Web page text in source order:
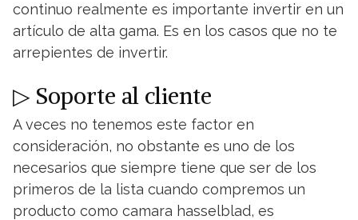
continuo realmente es importante invertir en un
artículo de alta gama. Es en los casos que no te
arrepientes de invertir.
▷ Soporte al cliente
A veces no tenemos este factor en
consideración, no obstante es uno de los
necesarios que siempre tiene que ser de los
primeros de la lista cuando compremos un
producto como camara hasselblad, es